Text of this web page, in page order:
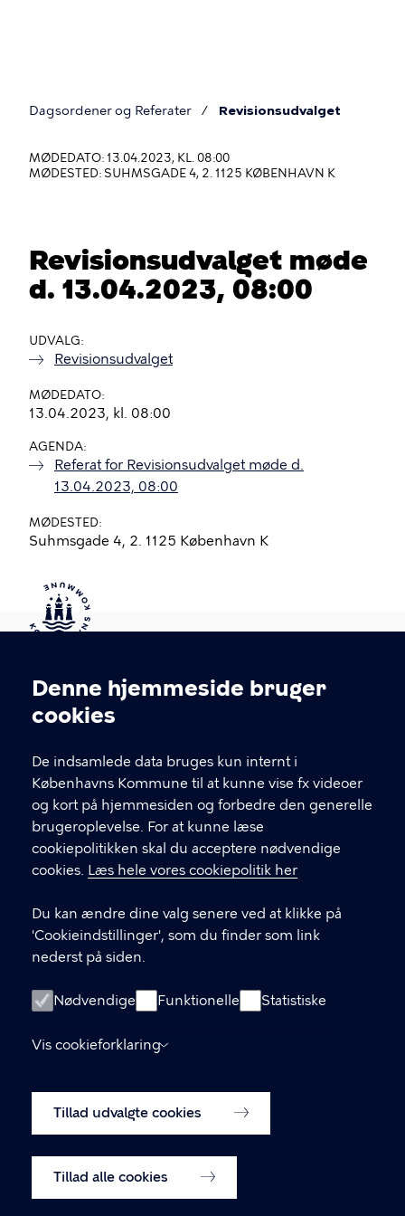
Cookieindstillinger
Denne hjemmeside bruger
cookies
De indsamlede data bruges kun internt i
Københavns Kommune til at kunne vise fx videoer
og kort på hjemmesiden og forbedre den generelle
brugeroplevelse. For at kunne læse
cookiepolitikken skal du acceptere nødvendige
cookies. Læs hele vores cookiepolitik her
Du kan ændre dine valg senere ved at klikke på
'Cookieindstillinger', som du finder som link
nederst på siden.
Nødvendige Funktionelle Statistiske
Vis cookieforklaring
Tillad udvalgte cookies
Tillad alle cookies
er
her
Dagsordener og Referater Revisionsudvalget
MØDEDATO: 13.04.2023, KL. 08:00
MØDESTED: SUHMSGADE 4, 2. 1125 KØBENHAVN K
Revisionsudvalget møde
d. 13.04.2023, 08:00
UDVALG
Revisionsudvalget
MØDEDATO
13.04.2023, kl. 08:00
AGENDA
Referat for Revisionsudvalget møde d.
13.04.2023, 08:00
MØDESTED
Suhmsgade 4, 2. 1125 København K
Kontakt Københavns Kommune
T
fFind andre kontakter her
CVR-nummer64942212
GENVEJE
Digital Post
Databeskyttelse
Tilgængelighedserklæring
Om hjemmesiden
Cookiepolitik